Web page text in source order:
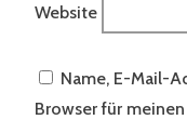
Website
Name, E-Mail-
Browser für